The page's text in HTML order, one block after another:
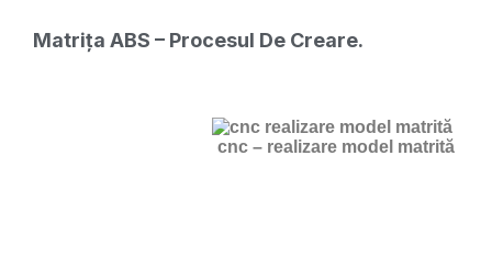
Matrița ABS – Procesul De Creare.
cnc – realizare model matrită